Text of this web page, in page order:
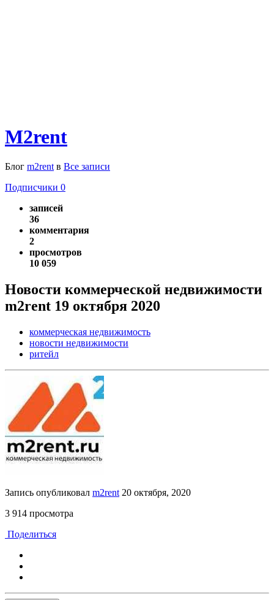
M2rent
Блог m2rentв Все записи
Подписчики 0
записей
36
комментария
2
просмотров
10 059
Новости коммерческой недвижимости
m2rent 19 октября 2020
коммерческая недвижимость
новости недвижимости
ритейл
Запись опубликовал m2rent 20 октября, 2020
3 914 просмотра
Поделиться